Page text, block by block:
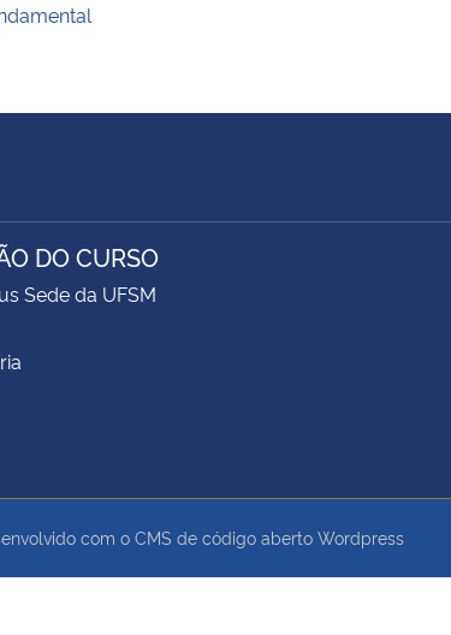
DO CURSO
Sede da UFSM
com o CMS de código aberto Wordpress